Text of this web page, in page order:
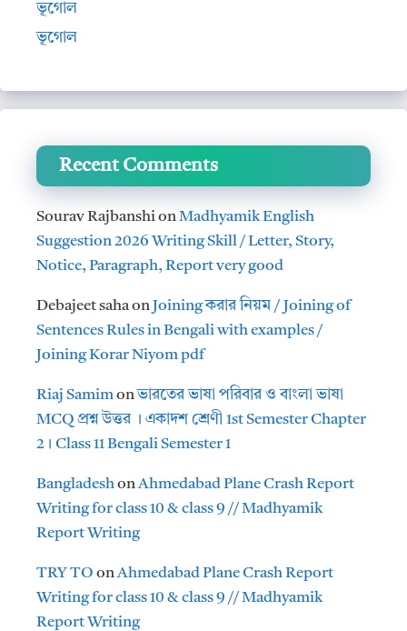
ভূগোল
ভূগোল
Recent Comments
Sourav RajbanshionMadhyamik English
Suggestion 2026 Writing Skill / Letter, Story,
Notice, Paragraph, Report very good
Debajeet sahaonJoining করার নিয়ম / Joining of
Sentences Rules in Bengali with examples /
Joining Korar Niyom pdf
Riaj Samimonভারতের ভাষা পরিবার ও বাংলা ভাষা
MCQ প্রশ্ন উত্তর । একাদশ শ্রেণী 1st Semester Chapter
2। Class 11 Bengali Semester 1
BangladeshonAhmedabad Plane Crash Report
Writing for class 10 & class 9 // Madhyamik
Report Writing
TRY TO onAhmedabad Plane Crash Report
Writing for class 10 & class 9 // Madhyamik
Report Writing